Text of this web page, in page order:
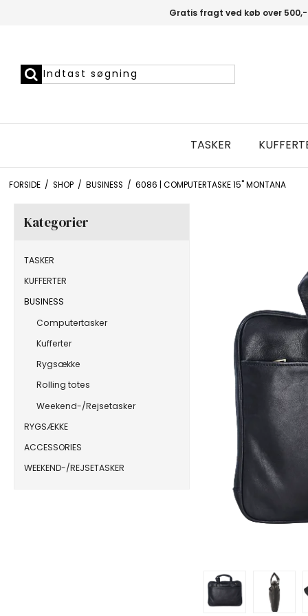
Gratis fragt ved køb over 500,-
TASKER
FORSIDE / SHOP / BUSINESS / 6086 | COMPUTERTASKE 15" MONTANA
Kategorier
TASKER
KUFFERTER
BUSINESS
Computertasker
Kufferter
Rygsække
Rolling totes
Weekend-/Rejsetasker
RYGSÆKKE
ACCESSORIES
WEEKEND-/REJSETASKER